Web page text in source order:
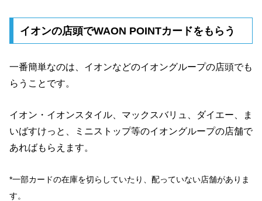
イオンの店頭でWAON POINTカードをもらう
一番簡単なのは、イオンなどのイオングループの店頭でも
らうことです。
イオン・イオンスタイル、マックスバリュ、ダイエー、ま
いばすけっと、ミニストップ等のイオングループの店舗で
あればもらえます。
*一部カードの在庫を切らしていたり、配っていない店舗がありま
す。